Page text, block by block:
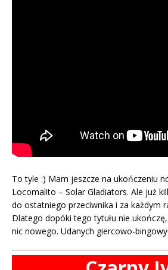
To tyle :) Mam jeszcze na ukończeniu
Locomalito – Solar Gladiators. Ale już
do ostatniego przeciwnika i za każdym
Dlatego dopóki tego tytułu nie
nic nowego. Udanych giercowo-